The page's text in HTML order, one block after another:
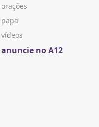
orações
papa
vídeos
anuncie no A12